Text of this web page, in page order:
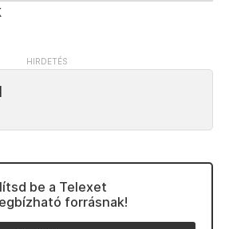
be a Telexet
forrásnak!